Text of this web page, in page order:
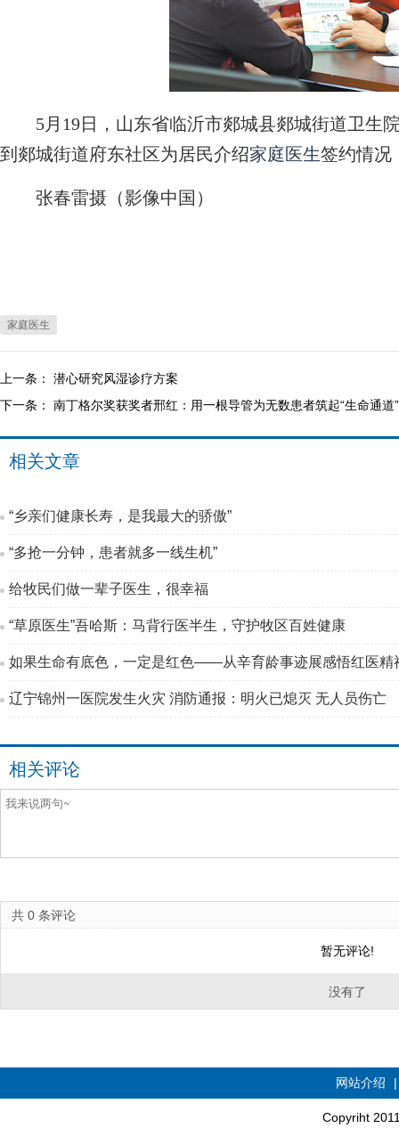
5月19日，山东省临沂市郯城县郯城街道卫生
到郯城街道府东社区为居民介绍家庭医生签约情况
张春雷摄（影像中国）
家庭医生
上一条： 潜心研究风湿诊疗方案
下一条： 南丁格尔奖获奖者邢红：用一根导管为无数患者筑起“生命通道”
相关文章
“乡亲们健康长寿，是我最大的骄傲”
“多抢一分钟，患者就多一线生机”
给牧民们做一辈子医生，很幸福
“草原医生”吾哈斯：马背行医半生，守护牧区百姓健康
如果生命有底色，一定是红色——从辛育龄事迹展感悟红医精
辽宁锦州一医院发生火灾 消防通报：明火已熄灭 无人员伤亡
相关评论
共 0 条评论
暂无评论!
没有了
网站介绍
Copyriht